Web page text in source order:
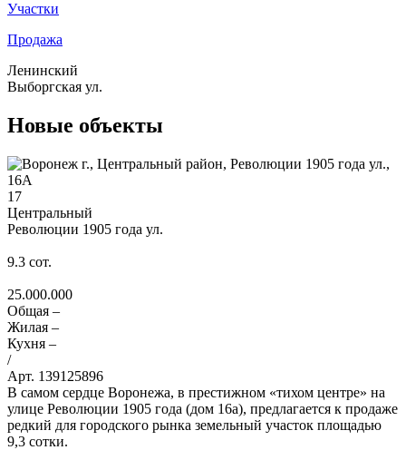
Участки
Продажа
Ленинский
Выборгская ул.
Новые объекты
17
Центральный
Революции 1905 года ул.
9.3 сот.
25.000.000
Общая –
Жилая –
Кухня –
/
Арт. 139125896
В самом сердце Воронежа, в престижном «тихом центре» на
улице Революции 1905 года (дом 16а), предлагается к продаже
редкий для городского рынка земельный участок площадью
9,3 сотки.